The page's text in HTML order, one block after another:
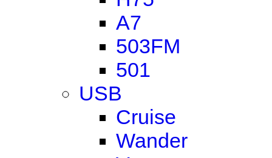
A7
503FM
501
USB
Cruise
Wander